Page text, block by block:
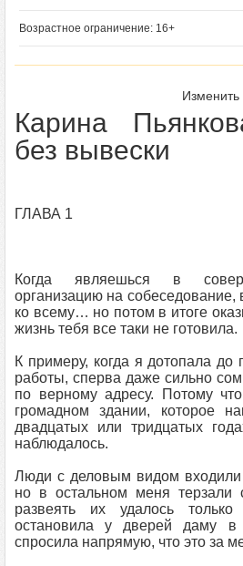
Возрастное ограничение: 16+
Карина
без вывески
ГЛАВА 1
Когда являешься в
организацию на собеседование,
ко всему… но потом в итоге
жизнь тебя все таки не готовила.
К примеру, когда я дотопала до
работы, сперва даже сильно
по верному адресу. Потому
громадном здании, которое
двадцатых или тридцатых
наблюдалось.
Люди с деловым видом
но в остальном меня терзали
развеять их удалось
остановила у дверей даму
спросила напрямую, что это за